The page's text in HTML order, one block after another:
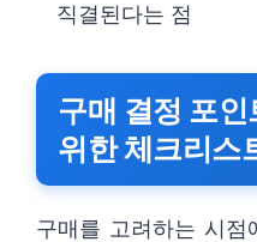
직결된다는 점
구매 결정 포
위한 체크리스
구매를 고려하는 시점